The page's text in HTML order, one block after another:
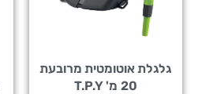
גלגלת אוטומטית מרובעת
20 מ' T.P.Y